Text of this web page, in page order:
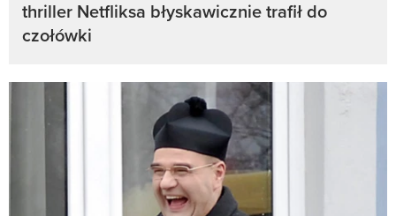
thriller Netfliksa błyskawicznie trafił do
czołówki